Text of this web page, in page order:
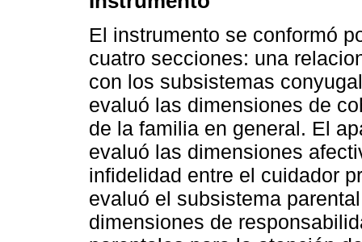
El instrumento se conformó
cuatro secciones: una
con los subsistemas
evaluó las dimensiones de
de la familia en general. El
evaluó las dimensiones
infidelidad entre el cuidador
evaluó el subsistema
dimensiones de